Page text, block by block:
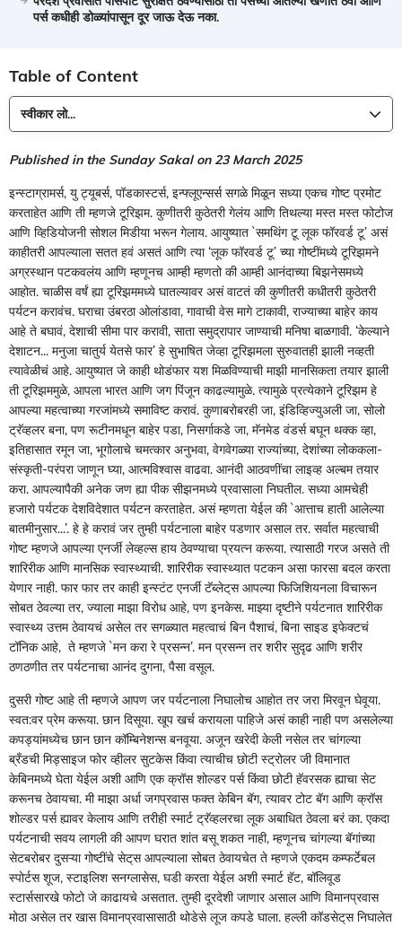
पर्स कधीही डोळ्यांपासून दूर जाऊ देऊ नका.
Table of Content
स्वीकार लो...
Published in the Sunday Sakal on 23 March 2025
इन्स्टाग्रामर्स, यु ट्यूबर्स, पॉडकास्टर्स, इन्फ्लूएन्सर्स सगळे मिळून सध्या एकच गोष्ट प्रमोट
करताहेत आणि ती म्हणजे टूरिझम. कुणीतरी कुठेतरी गेलंय आणि तिथल्या मस्त मस्त फोटोज
आणि व्हिडियोजनी सोशल मिडीया भरून गेलाय. आयुष्यात `समथिंग टू लूक फॉरवर्ड टू‌’ असं
काहीतरी आपल्याला सतत हवं असतं आणि त्या ‌‘लूक फॉरवर्ड टू‌’ च्या गोष्टींमध्ये टूरिझमने
अग्रस्थान पटकवलंय आणि म्हणूनच आम्ही म्हणतो की आम्ही आनंदाच्या बिझनेसमध्ये
आहोत. चाळीस वर्षं ह्या टूरिझममध्ये घातल्यावर असं वाटतं की कुणीतरी कधीतरी कुठेतरी
पर्यटन करावंच. घराचा उंबरठा ओलांडावा, गावाची वेस मागे टाकावी, राज्याच्या बाहेर काय
आहे ते बघावं, देशाची सीमा पार करावी, साता समुद्रापार जाण्याची मनिषा बाळगावी. ‌‘केल्याने
देशाटन... मनुजा चातुर्य येतसे फार‌’ हे सुभाषित जेव्हा टूरिझमला सुरुवातही झाली नव्हती
त्यावेळीचं आहे. आयुष्यात जे काही थोडंफार यश मिळविण्याची माझी मानसिकता तयार झाली
ती टूरिझममुळे, आपला भारत आणि जग पिंजून काढल्यामुळे. त्यामुळे प्रत्येकाने टूरिझम हे
आपल्या महत्वाच्या गरजांमध्ये समाविष्ट करावं. कुणाबरोबरही जा, इंडिव्हिज्युअली जा, सोलो
ट्रॅव्हलर बना, पण रूटीनमधून बाहेर पडा, निसर्गाकडे जा, मॅनमेड वंडर्स बघून थक्क व्हा,
इतिहासात रमून जा, भूगोलाचे चमत्कार अनुभवा, वेगवेगळ्या राज्यांच्या, देशांच्या लोककला-
संस्कृती-परंपरा जाणून घ्या, आत्मविश्वास वाढवा. आनंदी आठवणींचा लाइव्ह अल्बम तयार
करा. आपल्यापैकी अनेक जण ह्या पीक सीझनमध्ये प्रवासाला निघतील. सध्या आमचेही
हजारो पर्यटक देशविदेशात पर्यटन करताहेत. असं म्हणता येईल की `आत्ताच हाती आलेल्या
बातमीनुसार...‌’. हे हे करावं जर तुम्ही पर्यटनाला बाहेर पडणार असाल तर. सर्वात महत्वाची
गोष्ट म्हणजे आपल्या एनर्जी लेव्हल्स हाय ठेवण्याचा प्रयत्न करूया. त्यासाठी गरज असते ती
शारिरीक आणि मानसिक स्वास्थ्याची. शारिरीक स्वास्थ्यात पटकन असा फारसा बदल करता
येणार नाही. फार फार तर काही इन्स्टंट एनर्जी टॅब्लेट्‌‍स आपल्या फिजिशियनला विचारून
सोबत ठेवल्या तर, ज्याला माझा विरोध आहे, पण इनकेस. माझ्या दृष्टीने पर्यटनात शारिरीक
स्वास्थ्य उत्तम ठेवायचं असेल तर सगळ्यात महत्वाचं बिन पैशाचं, बिना साइड इफेक्टचं
टॉनिक आहे, ते म्हणजे `मन करा रे प्रसन्न‌’. मन प्रसन्न तर शरीर सुदृढ आणि शरीर
ठणठणीत तर पर्यटनाचा आनंद दुगना, पैसा वसूल.
दुसरी गोष्ट आहे ती म्हणजे आपण जर पर्यटनाला निघालोच आहोत तर जरा मिरवून घेवूया.
स्वत:वर प्रेम करूया. छान दिसूया. खूप खर्च करायला पाहिजे असं काही नाही पण असलेल्या
कपड्यांमध्येच छान छान कॉम्बिनेशन्स बनवूया. अजून खरेदी केली नसेल तर चांगल्या
ब्रँडची मिड्साइज फोर व्हीलर सुटकेस किंवा त्याचीच छोटी स्ट्रोलर जी विमानात
केबिनमध्ये घेता येईल अशी आणि एक क्रॉस शोल्डर पर्स किंवा छोटी हॅवरसक ह्याचा सेट
करूनच ठेवायचा. मी माझा अर्धा जगप्रवास फक्त केबिन बॅग, त्यावर टोट बॅग आणि क्रॉस
शोल्डर पर्स ह्यावर केलाय आणि तरीही स्मार्ट ट्रॅव्हलरचा लूक अबाधित ठेवला बरं का. एकदा
पर्यटनाची सवय लागली की आपण घरात शांत बसू शकत नाही, म्हणूनच चांगल्या बॅगांच्या
सेटबरोबर दुसऱ्या गोष्टींचे सेट्‌‍स आपल्याला सोबत ठेवायचेत ते म्हणजे एकदम कम्फर्टेबल
स्पोर्टस शूज, स्टाइलिश सनग्लासेस, घडी करता येईल अशी स्मार्ट हॅट, बॉलिवूड
स्टार्ससारखे फोटो जे काढायचे असतात. तुम्ही दूरदेशी जाणार असाल आणि विमानप्रवास
मोठा असेल तर खास विमानप्रवासासाठी थोडेसे लूज कपडे घाला. हल्ली कॉडसेट्‌‍स निघालेत